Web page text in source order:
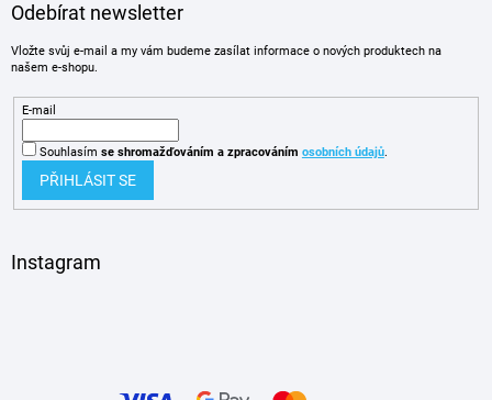
Odebírat newsletter
Vložte svůj e-mail a my vám budeme zasílat informace o nových produktech na
našem e-shopu.
E-mail
Souhlasím se shromažďováním a zpracováním osobních údajů.
PŘIHLÁSIT SE
Instagram